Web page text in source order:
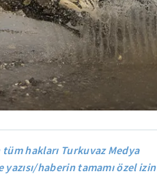
hakları Turkuvaz Medya
haberin tamamı özel izin